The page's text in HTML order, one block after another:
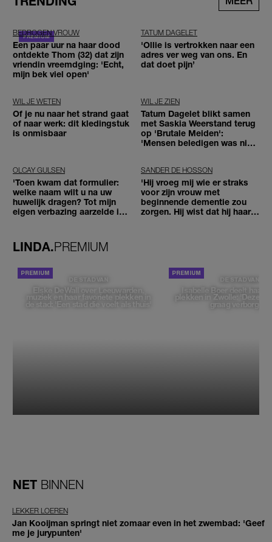
BEDROGEN VROUW
Een paar uur na haar dood
ontdekte Thom (32) dat zijn
vriendin vreemdging: 'Echt,
mijn bek viel open'
TATUM DAGELET
'Ollie is vertrokken naar een
adres ver weg van ons. En
dat doet pijn’
WIL JE WETEN
Of je nu naar het strand gaat
of naar werk: dit kledingstuk
is onmisbaar
WIL JE ZIEN
Tatum Dagelet blikt samen
met Saskia Weerstand terug
op 'Brutale Meiden':
'Mensen beledigen was niet
OLCAY GULSEN
'Toen kwam dat formulier:
welke naam wilt u na uw
huwelijk dragen? Tot mijn
eigen verbazing aarzelde ik
SANDER DE HOSSON
'Hij vroeg mij wie er straks
voor zijn vrouw met
beginnende dementie zou
zorgen. Hij wist dat hij haar
LINDA.PREMIUM
DE STAD VAN
Elske DeWall over Leeuwarden,
muziek en haar favoriete plekken in
de stad: 'Een stad die voelt als thuis'
DE STAD VAN
Isabelle Boer deelt haar
plekken in Zwolle: 'Deze
graag verborgen'
NET BINNEN
LEKKER LOEREN
Jan Kooijman springt niet zomaar even in het zwembad: 'Geef
me je jurypunten'